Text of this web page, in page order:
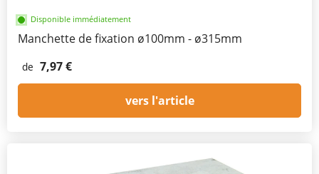
Disponible immédiatement
Manchette de fixation ø100mm - ø315mm
de 7,97 €
vers l'article